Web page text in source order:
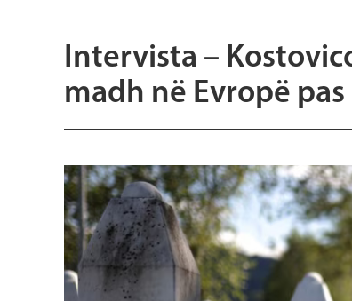
Intervista –
madh në Evropë